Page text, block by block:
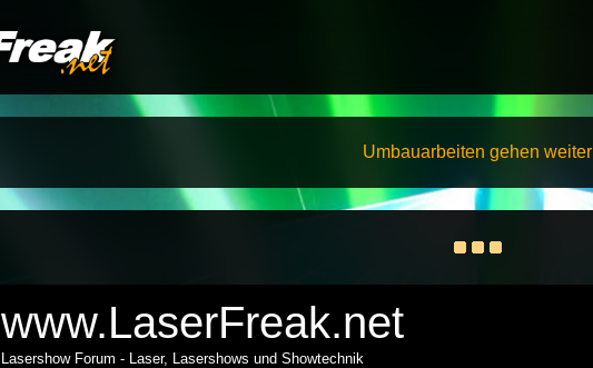
Umbauarbeiten gehen weiter
www.LaserFreak.net
Lasershow Forum - Laser, Lasershows und Showtechnik